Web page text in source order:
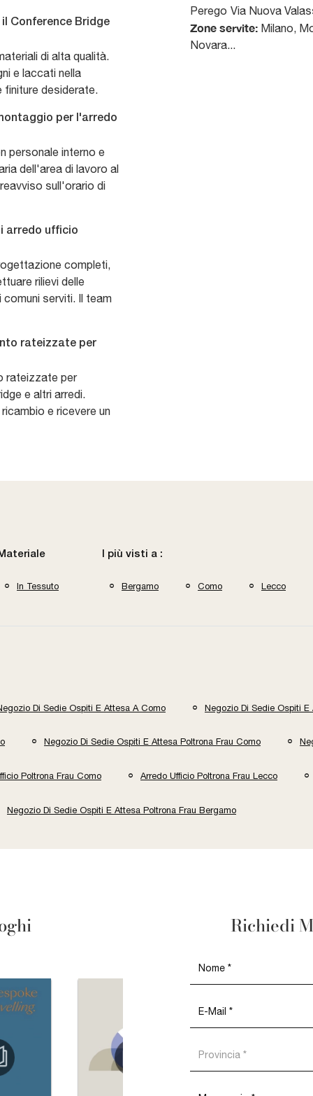
Conference Bridge
di alta qualità.
e laccati nella
finiture desiderate.
per l'arredo
personale interno e
dell'area di lavoro al
sull'orario di
arredo ufficio
completi,
rilievi delle
comuni serviti. Il team
rateizzate per
rateizzate per
e altri arredi.
e ricevere un
Perego Via Nuova
Zone servite: Milano,
Novara...
In Tessuto
I più visti a :
Bergamo Como Lecco
Di Sedie Ospiti E Attesa A Como Negozio Di Sedie Ospiti E
Negozio Di Sedie Ospiti E Attesa Poltrona Frau Como
Poltrona Frau Como Arredo Ufficio Poltrona Frau Lecco
Negozio Di Sedie Ospiti E Attesa Poltrona Frau Bergamo
Richiedi